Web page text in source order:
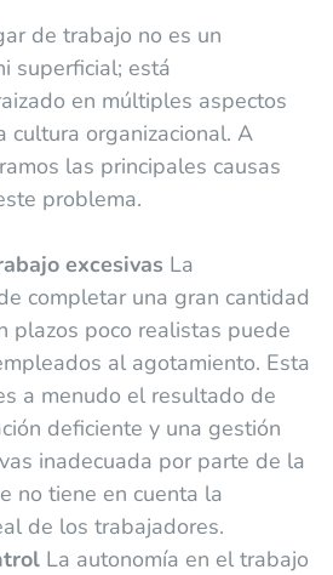
de trabajo no es un
superficial; está
en múltiples aspectos
cultura organizacional. A
las principales causas
problema.
excesivas La
completar una gran cantidad
plazos poco realistas puede
al agotamiento. Esta
a menudo el resultado de
deficiente y una gestión
inadecuada por parte de la
no tiene en cuenta la
de los trabajadores.
La autonomía en el trabajo